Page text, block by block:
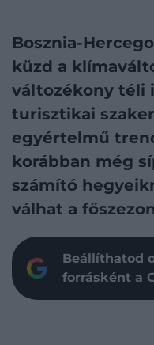
Bosznia-
küzd a
változékony téli
turisztikai
egyértelmű
korábban még
számító
válhat a
Beállíthatod
forrásként a